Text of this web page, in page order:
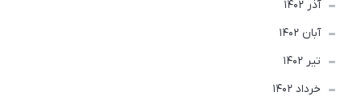
آذر 1402
آبان 1402
تير 1402
خرداد 1402